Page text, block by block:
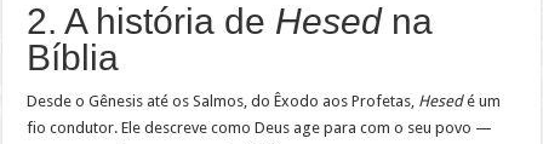
2. A história de Hesedna
Bíblia
Desde o Gênesis até os Salmos, do Êxodo aos Profetas, Hesedé um
fio condutor. Ele descreve como Deus age para com o seu povo —